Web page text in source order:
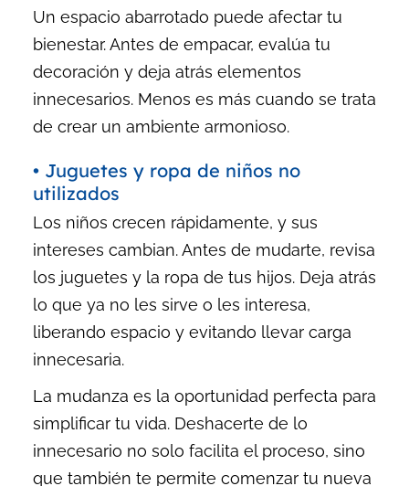
Un espacio abarrotado puede afectar tu
bienestar. Antes de empacar, evalúa tu
decoración y deja atrás elementos
innecesarios. Menos es más cuando se trata
de crear un ambiente armonioso.
• Juguetes y ropa de niños no
utilizados
Los niños crecen rápidamente, y sus
intereses cambian. Antes de mudarte, revisa
los juguetes y la ropa de tus hijos. Deja atrás
lo que ya no les sirve o les interesa,
liberando espacio y evitando llevar carga
innecesaria.
La mudanza es la oportunidad perfecta para
simplificar tu vida. Deshacerte de lo
innecesario no solo facilita el proceso, sino
que también te permite comenzar tu nueva